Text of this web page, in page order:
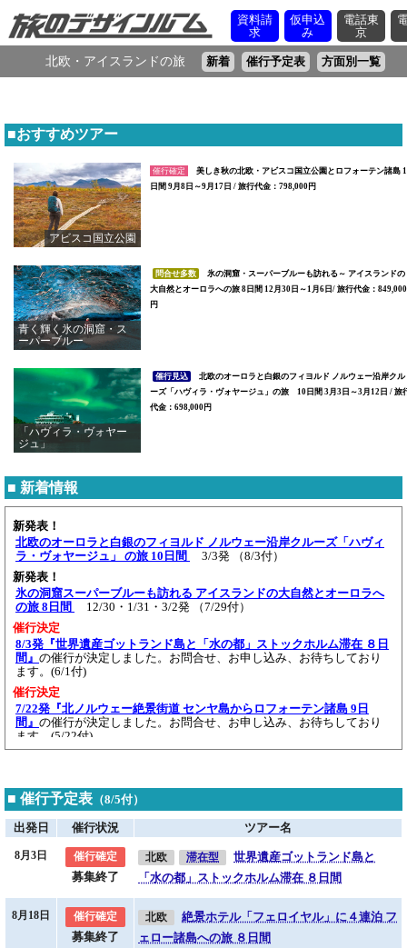
資料請
求
仮申込
み
電話東
京
北欧・アイスランドの旅 新着 催行予定表 方面別一覧
■おすすめツアー
アビスコ国立公園
催行確定
美しき秋の北欧・アビスコ国立公園とロフォーテン諸島
日間 9月8日～9月17日 / 旅行代金：798,000円
青く輝く氷の洞窟・ス
ーパーブルー
問合せ多数
氷の洞窟・スーパーブルーも訪れる～ アイスランドの
大自然とオーロラへの旅 8日間 12月30日～1月6日/ 旅行代金：849,000
円
「ハヴィラ・ヴォヤー
ジュ」
催行見込
北欧のオーロラと白銀のフィヨルド ノルウェー沿岸クル
ーズ「ハヴィラ・ヴォヤージュ」の旅 10日間 3月3日～3月12日 / 旅
代金：698,000円
■ 新着情報
新発表！
北欧のオーロラと白銀のフィヨルド ノルウェー沿岸クルーズ「ハヴィ
ラ・ヴォヤージュ」 の旅 10日間
3/3発 （8/3付）
新発表！
氷の洞窟スーパーブルーも訪れる アイスランドの大自然とオーロラへ
の旅 8日間
12/30・1/31・3/2発 （7/29付）
催行決定
8/3発『世界遺産ゴットランド島と「水の都」ストックホルム滞在 ８日
間』 の催行が決定しました。お問合せ、お申し込み、お待ちしており
ます。(6/1付)
催行決定
7/22発『北ノルウェー絶景街道 センヤ島からロフォーテン諸島 9日
間』 の催行が決定しました。お問合せ、お申し込み、お待ちしており
ます。(5/22付)
日間』の催行が決定しました。お問合せ、お申し込み、お待ちしてお
ります。(5/12付)
催行決定
6/30発『白夜のノールカップと４大フィヨルド 15日間』の催行が決定
しました。お問合せ、お申し込み、お待ちしております。(4/28付)
9/8発『美しき秋の北欧・アビスコ国立公園とロフォーテン諸島 10日
間』の催行が決定しました。(4/9付)
催行決定
9/30発『秋のアイスランド一周とオーロラ 10日間』
■ 催行予定表 （8/5付）
出発日 催行状況 ツアー名
8月3日 催行確定
募集終了
北欧 滞在型
世界遺産ゴットランド島と
「水の都」ストックホルム滞在 ８日間
8月18日 催行確定
募集終了
北欧
絶景ホテル「フェロイヤル」に４連泊 フ
ェロー諸島への旅 ８日間